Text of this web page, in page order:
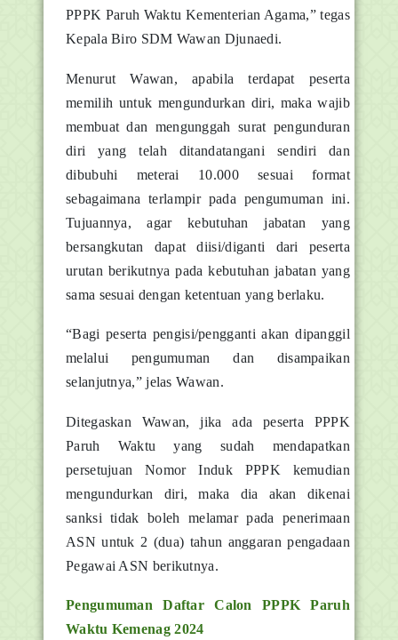
PPPK Paruh Waktu Kementerian Agama,” tegas
Kepala Biro SDM Wawan Djunaedi.
Menurut Wawan, apabila terdapat peserta
memilih untuk mengundurkan diri, maka wajib
membuat dan mengunggah surat pengunduran
diri yang telah ditandatangani sendiri dan
dibubuhi meterai 10.000 sesuai format
sebagaimana terlampir pada pengumuman ini.
Tujuannya, agar kebutuhan jabatan yang
bersangkutan dapat diisi/diganti dari peserta
urutan berikutnya pada kebutuhan jabatan yang
sama sesuai dengan ketentuan yang berlaku.
“Bagi peserta pengisi/pengganti akan dipanggil
melalui pengumuman dan disampaikan
selanjutnya,” jelas Wawan.
Ditegaskan Wawan, jika ada peserta PPPK
Paruh Waktu yang sudah mendapatkan
persetujuan Nomor Induk PPPK kemudian
mengundurkan diri, maka dia akan dikenai
sanksi tidak boleh melamar pada penerimaan
ASN untuk 2 (dua) tahun anggaran pengadaan
Pegawai ASN berikutnya.
Pengumuman Daftar Calon PPPK Paruh
Waktu Kemenag 2024